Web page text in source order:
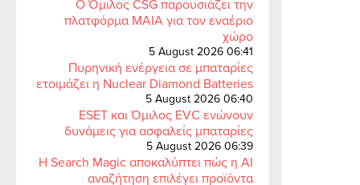
Ο Όμιλος CSG παρουσιάζει την
πλατφόρμα MAIA για τον εναέριο
χώρο
5 August 2026 06:41
Πυρηνική ενέργεια σε μπαταρίες
ετοιμάζει η Nuclear Diamond Batteries
5 August 2026 06:40
ESET και Όμιλος EVC ενώνουν
δυνάμεις για ασφαλείς μπαταρίες
5 August 2026 06:39
Η Search Magic αποκαλύπτει πώς η AI
αναζήτηση επιλέγει προϊόντα